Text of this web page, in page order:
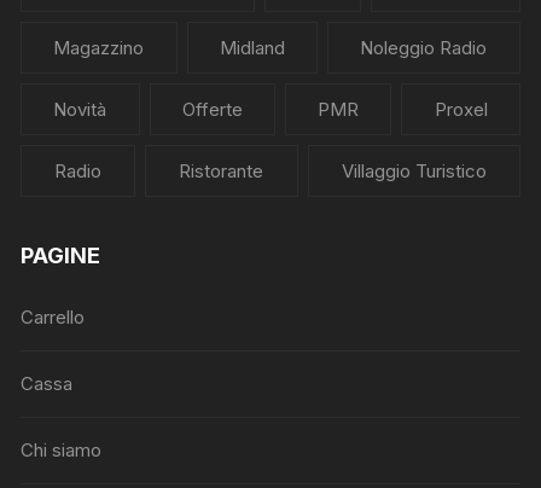
Magazzino Midland Noleggio Radio
Novità Offerte PMR Proxel
Radio Ristorante Villaggio Turistico
PAGINE
Carrello
Cassa
Chi siamo